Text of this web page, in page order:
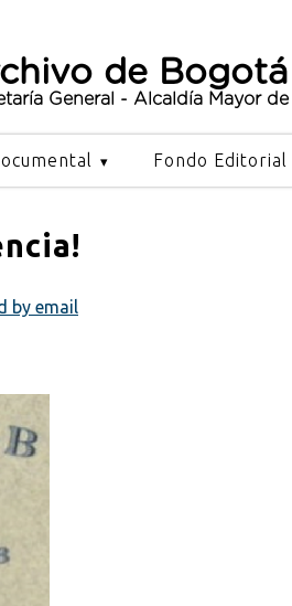
de Bogotá
General - Alcaldía Mayor
Fondo Editorial